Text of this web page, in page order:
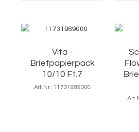
Vita -
Briefpapierpack
10/10 Ft.7
Art.Nr.: 11731989000